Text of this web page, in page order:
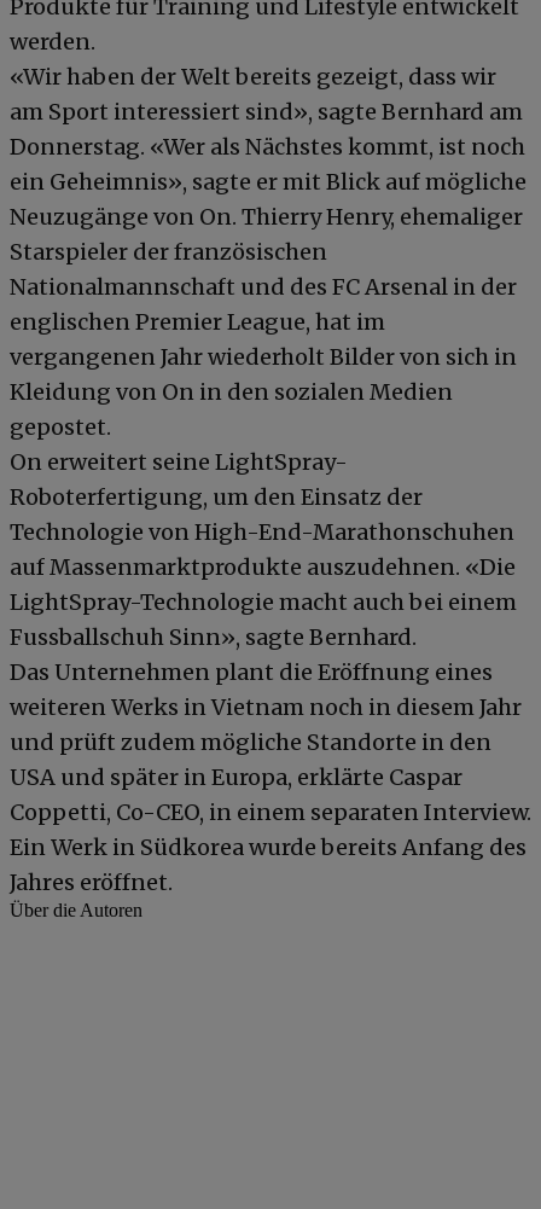
Produkte für Training und Lifestyle entwickelt
werden.
«Wir haben der Welt bereits gezeigt, dass wir
am Sport interessiert sind», sagte Bernhard am
Donnerstag. «Wer als Nächstes kommt, ist noch
ein Geheimnis», sagte er mit Blick auf mögliche
Neuzugänge von On. Thierry Henry, ehemaliger
Starspieler der französischen
Nationalmannschaft und des FC Arsenal in der
englischen Premier League, hat im
vergangenen Jahr wiederholt Bilder von sich in
Kleidung von On in den sozialen Medien
gepostet.
On erweitert seine LightSpray-
Roboterfertigung, um den Einsatz der
Technologie von High-End-Marathonschuhen
auf Massenmarktprodukte auszudehnen. «Die
LightSpray-Technologie macht auch bei einem
Fussballschuh Sinn», sagte Bernhard.
Das Unternehmen plant die Eröffnung eines
weiteren Werks in Vietnam noch in diesem Jahr
und prüft zudem mögliche Standorte in den
USA und später in Europa, erklärte Caspar
Coppetti, Co-CEO, in einem separaten Interview.
Ein Werk in Südkorea wurde bereits Anfang des
Jahres eröffnet.
Über die Autoren